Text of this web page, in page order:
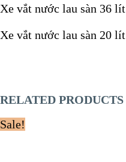
Xe vắt nước lau sàn 36 lít
Xe vắt nước lau sàn 20 lít
RELATED PRODUCTS
Sale!